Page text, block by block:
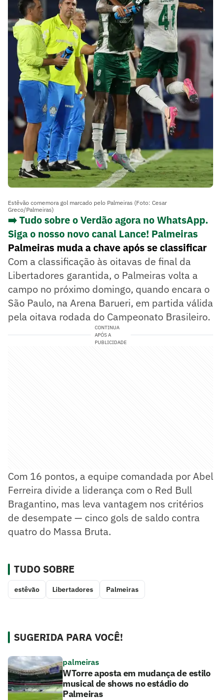
Estêvão comemora gol marcado pelo Palmeiras (Foto: Cesar
Greco/Palmeiras)
➡️ Tudo sobre o Verdão agora no WhatsApp.
Siga o nosso novo canal Lance! Palmeiras
Palmeiras muda a chave após se classificar
Com a classificação às oitavas de final da
Libertadores garantida, o Palmeiras volta a
campo no próximo domingo, quando encara o
São Paulo, na Arena Barueri, em partida válida
pela oitava rodada do Campeonato Brasileiro.
CONTINUA
APÓS A
PUBLICIDADE
Com 16 pontos, a equipe comandada por Abel
Ferreira divide a liderança com o Red Bull
Bragantino, mas leva vantagem nos critérios
de desempate — cinco gols de saldo contra
quatro do Massa Bruta.
TUDO SOBRE
estêvão Libertadores Palmeiras
SUGERIDA PARA VOCÊ!
palmeiras
WTorre aposta em mudança de estilo
musical de shows no estádio do
Palmeiras